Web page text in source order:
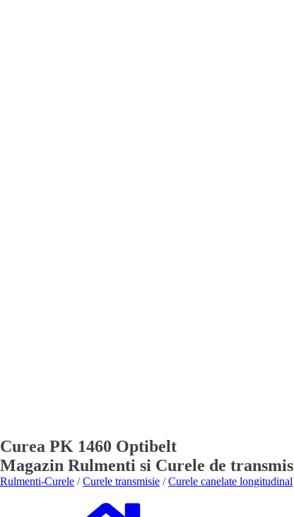
Curea PK 1460 Optibelt
Magazin Rulmenti si Curele de
Rulmenti-Curele /Curele transmisie /Curele canelate longitudinal